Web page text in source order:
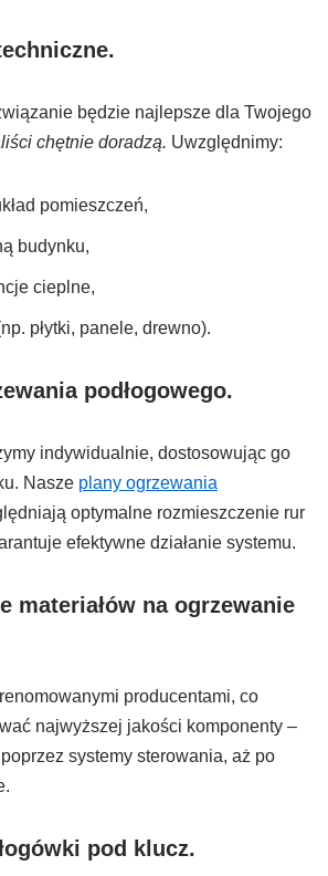
.
będzie najlepsze dla Twojego
chętnie doradzą. Uwzględnimy:
pomieszczeń,
budynku,
cieplne,
płytki, panele, drewno).
podłogowego.
indywidualnie, dostosowując go
Nasze plany ogrzewania
optymalne rozmieszczenie rur
efektywne działanie systemu.
materiałów na ogrzewanie
producentami, co
najwyższej jakości komponenty –
poprzez systemy sterowania, aż po
pod klucz.